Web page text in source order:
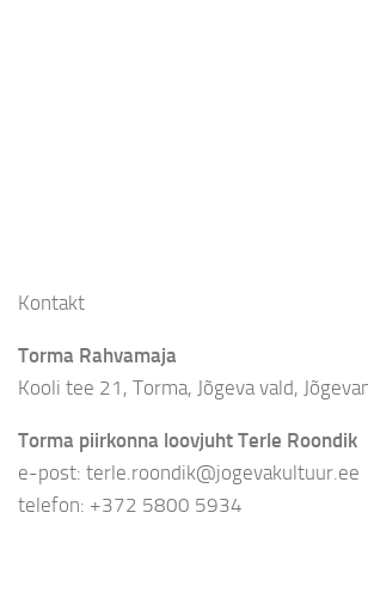
Kontakt
Torma Rahvamaja
Kooli tee 21, Torma, Jõgeva vald,
Torma piirkonna loovjuht Terle Roondik
e-post: terle.roondik@jogevakultuur.ee
telefon: +372 5800 5934